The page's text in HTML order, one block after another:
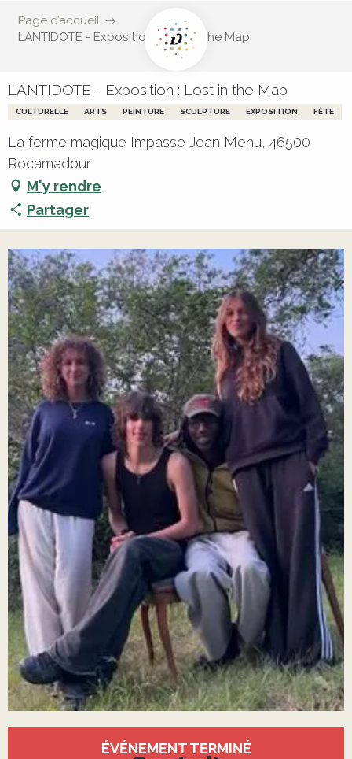
Page d’accueil
L'ANTIDOTE - Exposition : Lost in the Map
L'ANTIDOTE - Exposition : Lost in the Map
CULTURELLE ARTS PEINTURE SCULPTURE EXPOSITION FÊTE
La ferme magique Impasse Jean Menu, 46500
Rocamadour
M'y rendre
Partager
ÉVÉNEMENT TERMINÉ